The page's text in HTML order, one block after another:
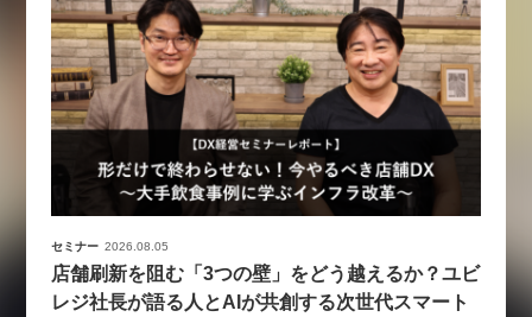
セミナー 2026.08.05
店舗刷新を阻む「3つの壁」をどう越えるか？ユビ
レジ社長が語る人とAIが共創する次世代スマート